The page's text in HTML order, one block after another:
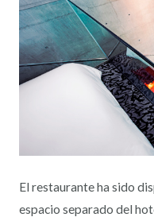
El restaurante ha sido
espacio separado del